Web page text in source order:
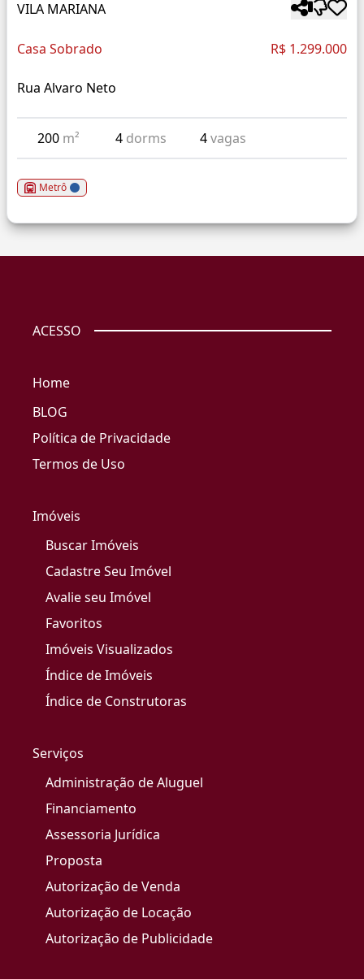
VILA MARIANA
Casa Sobrado R$ 1.299.000
Rua Alvaro Neto
200 m² 4 dorms 4vagas
Metrô
ACESSO
Home
BLOG
Política de Privacidade
Termos de Uso
Imóveis
Buscar Imóveis
Cadastre Seu Imóvel
Avalie seu Imóvel
Favoritos
Imóveis Visualizados
Índice de Imóveis
Índice de Construtoras
Serviços
Administração de Aluguel
Financiamento
Assessoria Jurídica
Proposta
Autorização de Venda
Autorização de Locação
Autorização de Publicidade